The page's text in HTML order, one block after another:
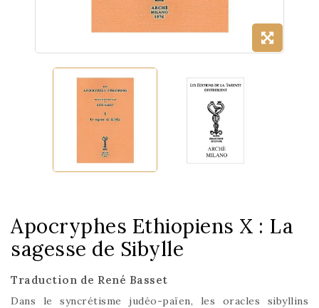
Apocryphes Ethiopiens X : La
sagesse de Sibylle
Traduction de René Basset
Dans le syncrétisme judéo-païen, les oracles sibyllins